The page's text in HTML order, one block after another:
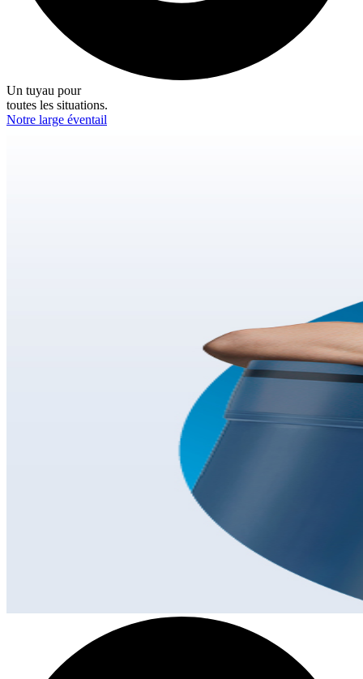
Un tuyau pour
toutes les situations.
Notre large éventail